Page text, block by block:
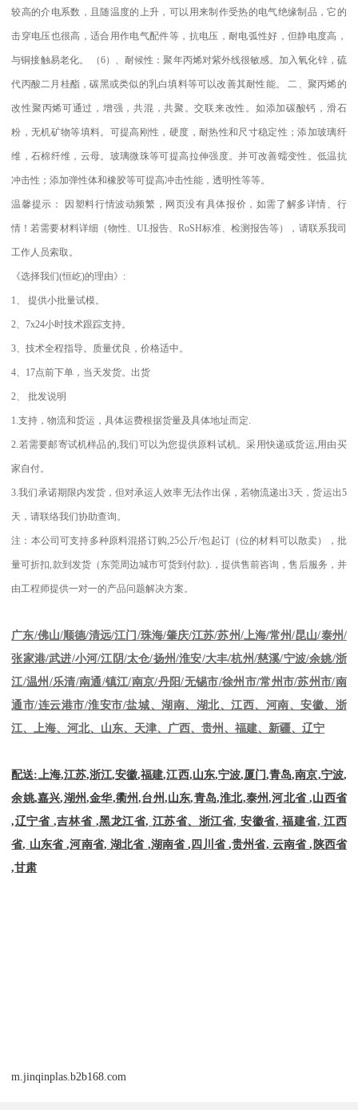
较高的介电系数，且随温度的上升，可以用来制作受热的电气绝缘制品，它的
击穿电压也很高，适合用作电气配件等，抗电压，耐电弧性好，但静电度高，
与铜接触易老化。 （6）、耐候性：聚年丙烯对紫外线很敏感。加入氧化锌，硫
代丙酸二月桂酯，碳黑或类似的乳白填料等可以改善其耐性能。 二、聚丙烯的
改性聚丙烯可通过，增强，共混，共聚。交联来改性。如添加碳酸钙，滑石
粉，无机矿物等填料。可提高刚性，硬度，耐热性和尺寸稳定性；添加玻璃纤
维，石棉纤维，云母。玻璃微珠等可提高拉伸强度。并可改善蠕变性。低温抗
冲击性；添加弹性体和橡胶等可提高冲击性能，透明性等等。
温馨提示： 因塑料行情波动频繁，网页没有具体报价，如需了解多详情、行
情！若需要材料详细（物性、 UL报告、RoSH标准、检测报告等），请联系我司
工作人员索取。
《选择我们(恒屹)的理由》 :
1 、提供小批量试模。
2 、7x24小时技术跟踪支持。
3 、技术全程指导。质量优良，价格适中。
4 17点前下单，当天发货。出货
2 、批发说明
1.支持，物流和货运，具体运费根据货量及具体地址而定
2. 若需要邮寄试机样品的 我们可以为您提供原料试机。采用快递或货运 用由买
家自付。
3.我们承诺期限内发货，但对承运人效率无法作出保，若物流递出3天，货运出5
天，请联络我们协助查询。
注：本公司可支持多种原料混搭订购 ,25公斤/包起订（位的材料可以散卖），批
量可折扣 款到发货（东莞周边城市可货到付款). ，提供售前咨询，售后服务，并
由工程师提供一对一的产品问题解决方案。
广东/佛山/顺德/清远/江门/珠海/肇庆/江苏/苏州/上海/常州/昆山/泰州/
张家港/武进/小河/江阴/太仓/扬州/淮安/大丰/杭州/慈溪/宁波/余姚/浙
江/温州/乐清/南通/镇江/南京/丹阳/无锡市/徐州市/常州市/苏州市/南
通市/连云港市/淮安市/盐城、湖南、湖北、江西、河南、安徽、浙
江、上海、河北、山东、天津、广西、贵州、福建、新疆、辽宁
配送: 上海,江苏,浙江,安徽,福建,江西,山东,宁波,厦门,青岛,南京,宁波,
余姚,嘉兴,湖州,金华,衢州,台州,山东,青岛,淮北,泰州,河北省 ,山西省
,辽宁省 ,吉林省 ,黑龙江省, 江苏省、浙江省, 安徽省, 福建省, 江西
省, 山东省 ,河南省, 湖北省 ,湖南省 ,四川省 ,贵州省, 云南省 ,陕西省
,甘肃
m.jinqinplas.b2b168.com